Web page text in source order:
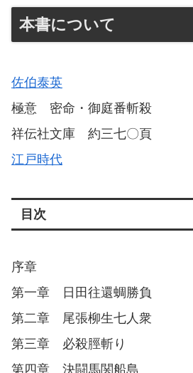
本書について
佐伯泰英
極意 密命・御庭番斬殺
祥伝社文庫 約三七〇頁
江戸時代
目次
序章
第一章 日田往還蜩勝負
第二章 尾張柳生七人衆
第三章 必殺脛斬り
第四章 決闘馬関船島